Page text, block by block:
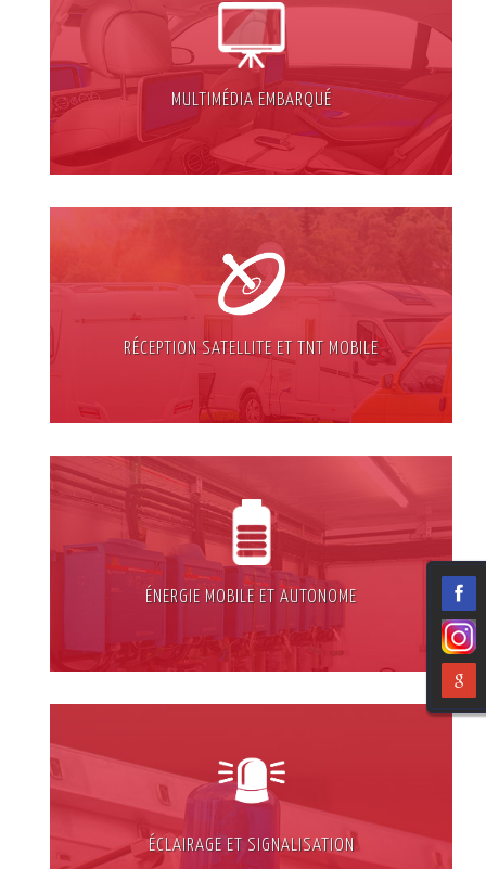
MULTIMÉDIA EMBARQUÉ
RÉCEPTION SATELLITE ET TNT MOBILE
ÉNERGIE MOBILE ET AUTONOME
ÉCLAIRAGE ET SIGNALISATION